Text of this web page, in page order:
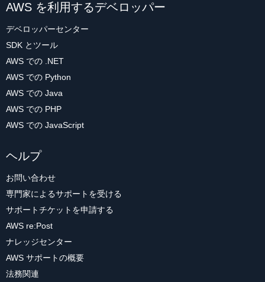
AWS を利用するデベロッパー
デベロッパーセンター
SDK とツール
AWS での .NET
AWS での Python
AWS での Java
AWS での PHP
AWS での JavaScript
ヘルプ
お問い合わせ
専門家によるサポートを受ける
サポートチケットを申請する
AWS re:Post
ナレッジセンター
AWS サポートの概要
法務関連